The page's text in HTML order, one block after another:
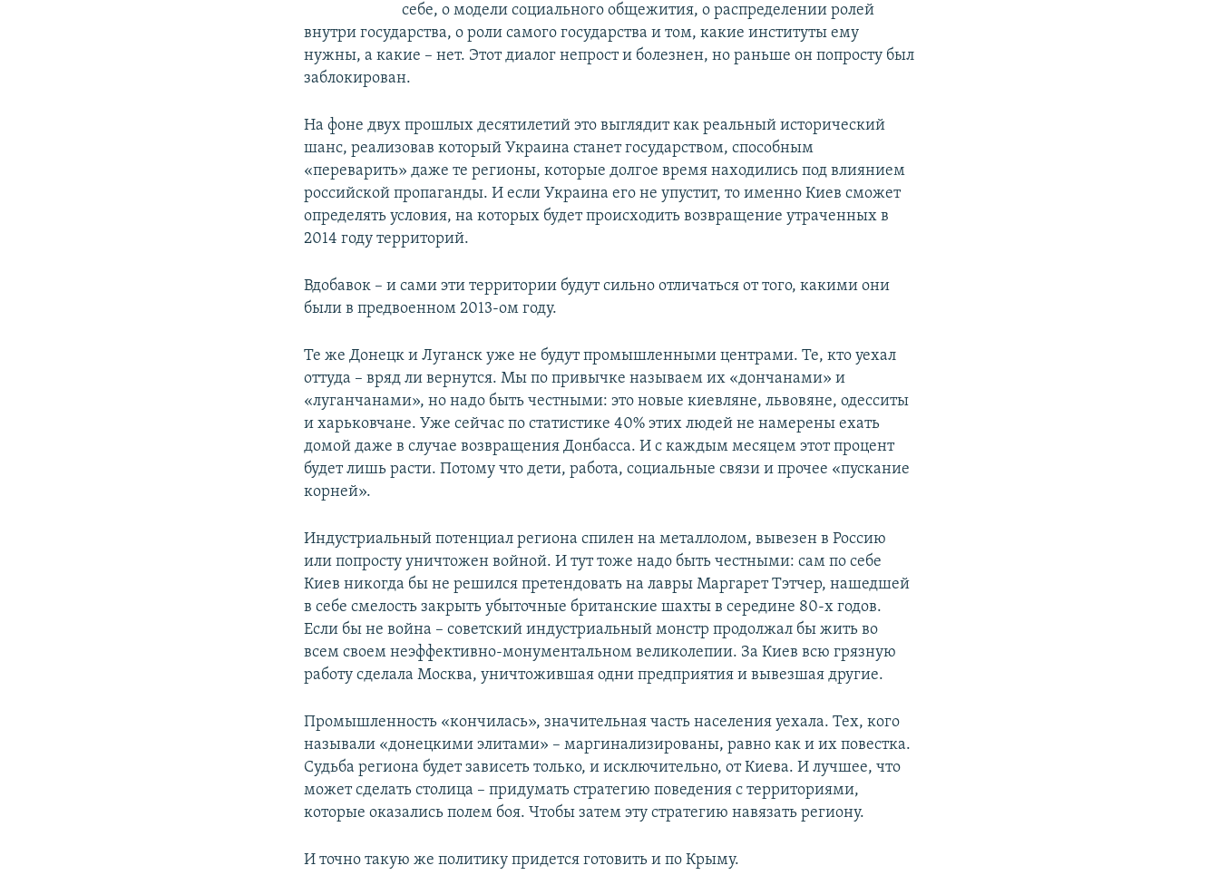
себе, о модели социального общежития, о распределении ролей
внутри государства, о роли самого государства и том, какие институты ему
нужны, а какие – нет. Этот диалог непрост и болезнен, но раньше он попросту был
заблокирован.
На фоне двух прошлых десятилетий это выглядит как реальный исторический
шанс, реализовав который Украина станет государством, способным
«переварить» даже те регионы, которые долгое время находились под влиянием
российской пропаганды. И если Украина его не упустит, то именно Киев сможет
определять условия, на которых будет происходить возвращение утраченных в
2014 году территорий.
Вдобавок – и сами эти территории будут сильно отличаться от того, какими они
были в предвоенном 2013-ом году.
Те же Донецк и Луганск уже не будут промышленными центрами. Те, кто уехал
оттуда – вряд ли вернутся. Мы по привычке называем их «дончанами» и
«луганчанами», но надо быть честными: это новые киевляне, львовяне, одесситы
и харьковчане. Уже сейчас по статистике 40% этих людей не намерены ехать
домой даже в случае возвращения Донбасса. И с каждым месяцем этот процент
будет лишь расти. Потому что дети, работа, социальные связи и прочее «пускание
корней».
Индустриальный потенциал региона спилен на металлолом, вывезен в Россию
или попросту уничтожен войной. И тут тоже надо быть честными: сам по себе
Киев никогда бы не решился претендовать на лавры Маргарет Тэтчер, нашедшей
в себе смелость закрыть убыточные британские шахты в середине 80-х годов.
Если бы не война – советский индустриальный монстр продолжал бы жить во
всем своем неэффективно-монументальном великолепии. За Киев всю грязную
работу сделала Москва, уничтожившая одни предприятия и вывезшая другие.
Промышленность «кончилась», значительная часть населения уехала. Тех, кого
называли «донецкими элитами» – маргинализированы, равно как и их повестка.
Судьба региона будет зависеть только, и исключительно, от Киева. И лучшее, что
может сделать столица – придумать стратегию поведения с территориями,
которые оказались полем боя. Чтобы затем эту стратегию навязать региону.
И точно такую же политику придется готовить и по Крыму.